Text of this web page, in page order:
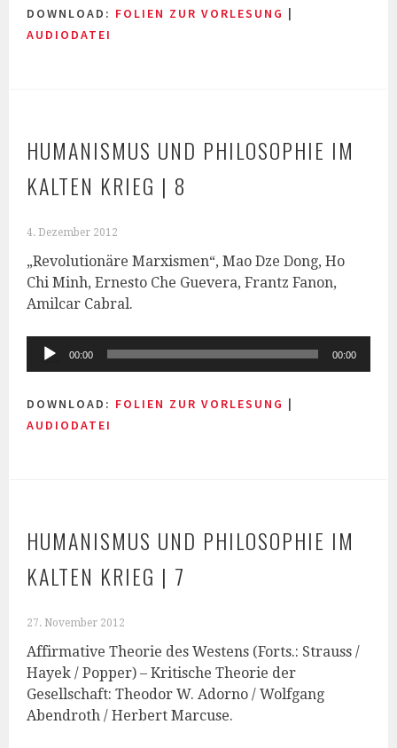
DOWNLOAD: FOLIEN ZUR VORLESUNG |
AUDIODATEI
HUMANISMUS UND PHILOSOPHIE IM
KALTEN KRIEG | 8
4. Dezember 2012
„Revolutionäre Marxismen“, Mao Dze Dong, Ho
Chi Minh, Ernesto Che Guevera, Frantz Fanon,
Amilcar Cabral.
Audio-
00:00 00:00
DOWNLOAD: FOLIEN ZUR VORLESUNG |
AUDIODATEI
HUMANISMUS UND PHILOSOPHIE IM
KALTEN KRIEG | 7
27. November 2012
Affirmative Theorie des Westens (Forts.: Strauss /
Hayek / Popper) – Kritische Theorie der
Gesellschaft: Theodor W. Adorno / Wolfgang
Abendroth / Herbert Marcuse.